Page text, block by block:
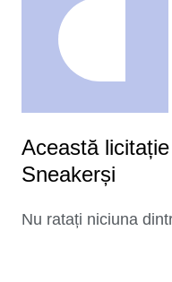
Această
Sneakerși
Nu ratați niciuna